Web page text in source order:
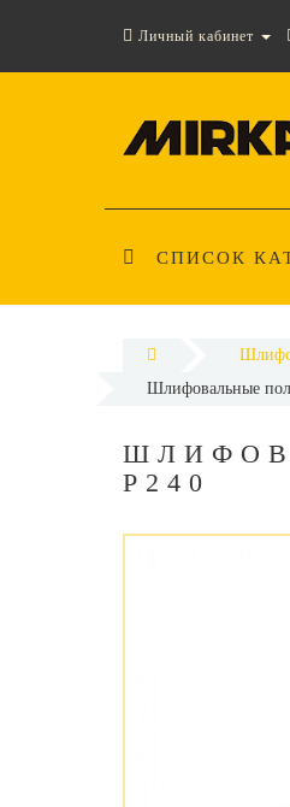
Личный кабинет
СПИСОК
Шлифовальные
P240